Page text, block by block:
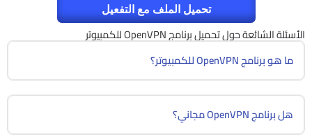
تحميل الملف مع التفعيل
الأسئلة الشائعة حول تحميل برنامج OpenVPN للكمبيوتر
ما هو برنامج OpenVPN للكمبيوتر؟
هل برنامج OpenVPN مجاني؟